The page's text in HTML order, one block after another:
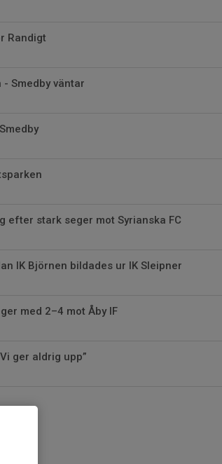
Randigt
Smedby väntar
efter stark seger mot Syrianska FC
IK Björnen bildades ur IK Sleipner
med 2–4 mot Åby IF
ger aldrig upp”